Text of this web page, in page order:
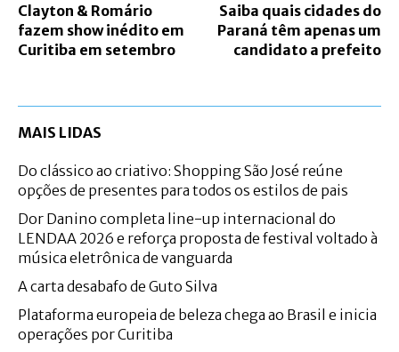
Clayton & Romário
fazem show inédito em
Curitiba em setembro
Saiba quais cidades do
Paraná têm apenas um
candidato a prefeito
MAIS LIDAS
Do clássico ao criativo: Shopping São José reúne
opções de presentes para todos os estilos de pais
Dor Danino completa line-up internacional do
LENDAA 2026 e reforça proposta de festival voltado à
música eletrônica de vanguarda
A carta desabafo de Guto Silva
Plataforma europeia de beleza chega ao Brasil e inicia
operações por Curitiba